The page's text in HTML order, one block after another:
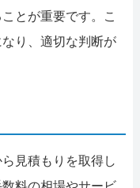
とが重要です。こ
り、適切な判断が
見積もりを取得し